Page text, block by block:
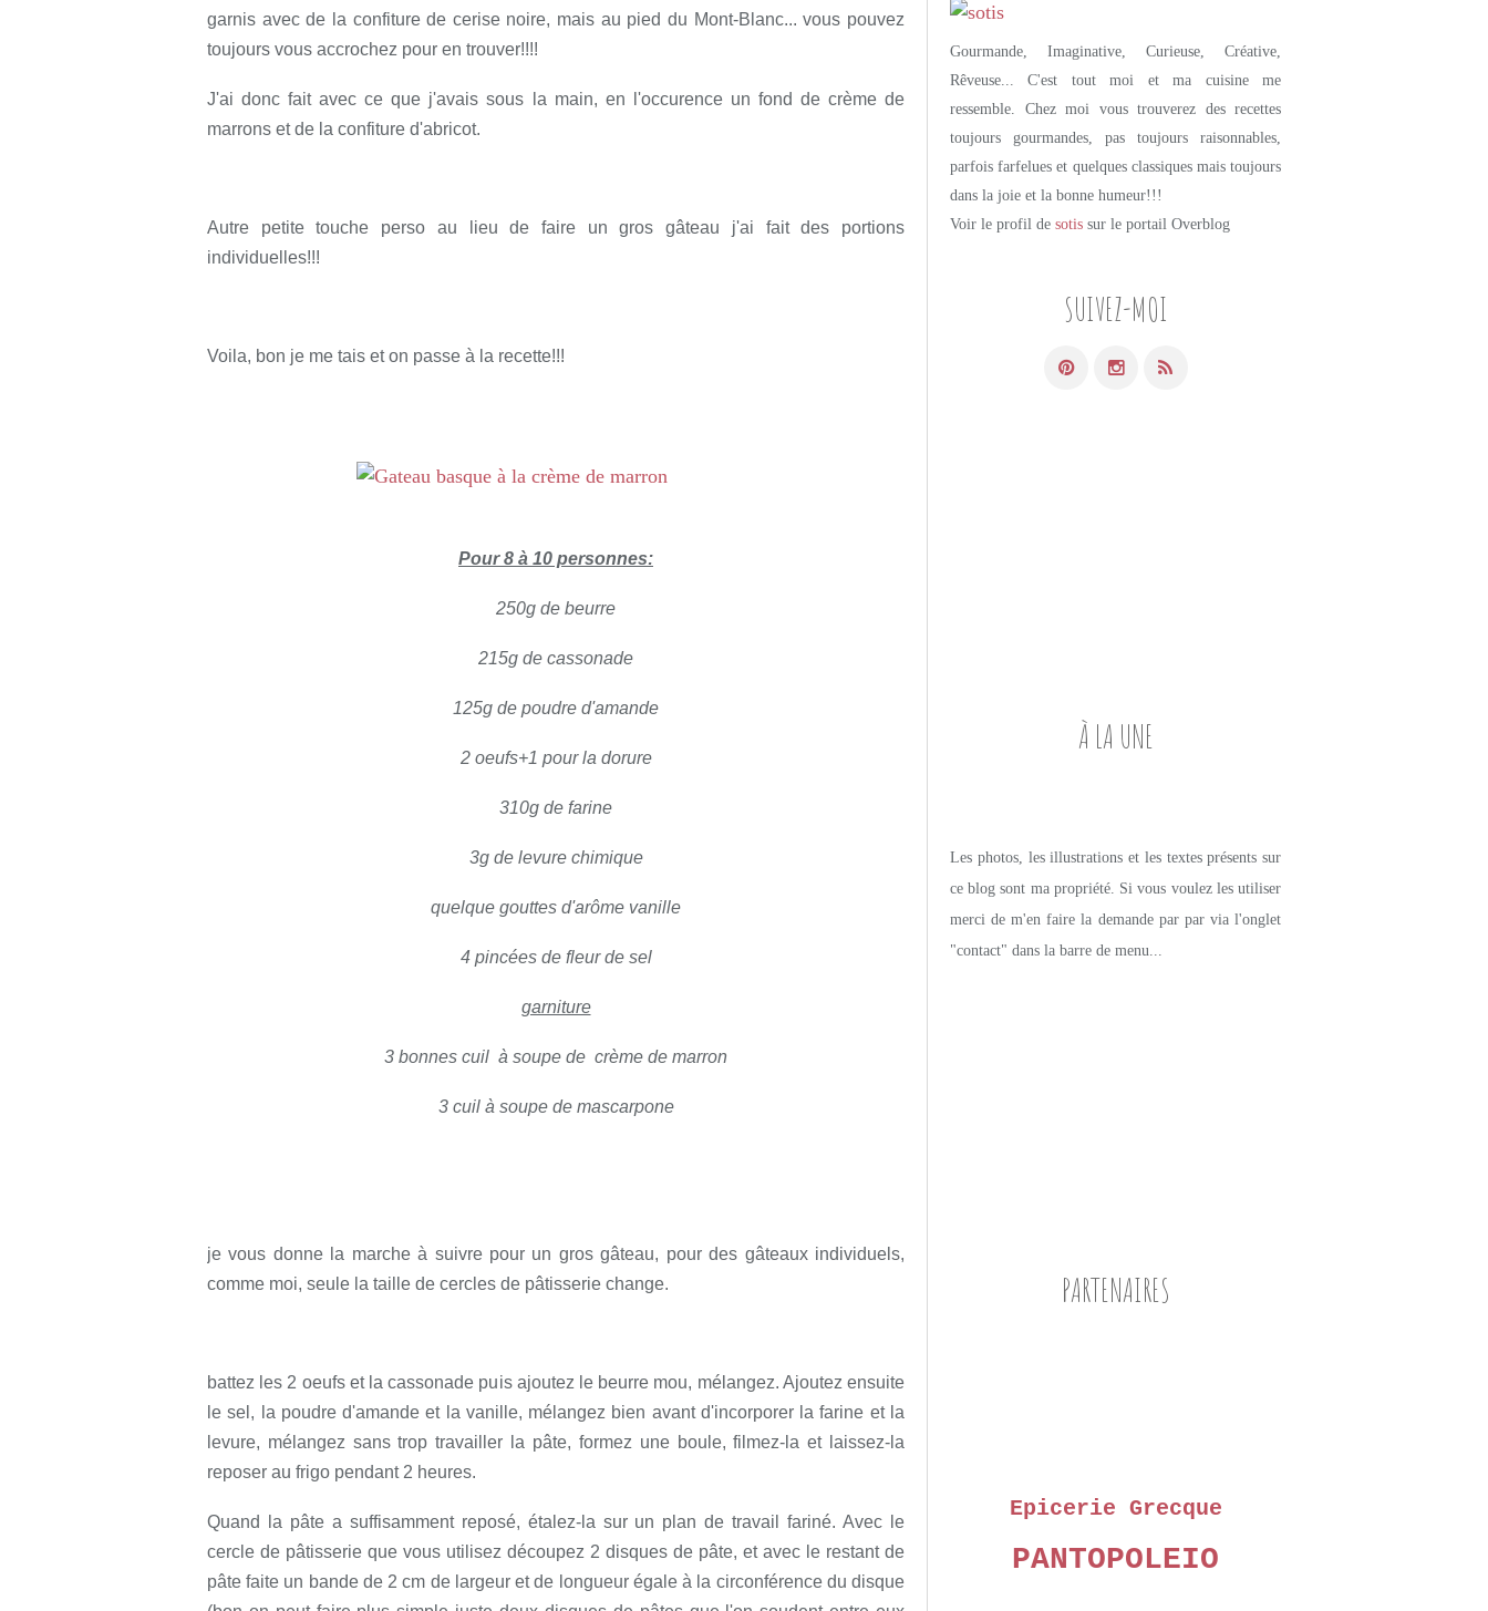
garnis avec de la confiture de cerise noire, mais au pied du Mont-Blanc... vous pouvez
toujours vous accrochez pour en trouver!!!!
J'ai donc fait avec ce que j'avais sous la main, en l'occurence un fond de crème de
marrons et de la confiture d'abricot.
Autre petite touche perso au lieu de faire un gros gâteau j'ai fait des portions
individuelles!!!
Voila, bon je me tais et on passe à la recette!!!
Pour 8 à 10 personnes:
250g de beurre
215g de cassonade
125g de poudre d'amande
2 oeufs+1 pour la dorure
310g de farine
3g de levure chimique
quelque gouttes d'arôme vanille
4 pincées de fleur de sel
garniture
3 bonnes cuil à soupe de crème de marron
3 cuil à soupe de mascarpone
je vous donne la marche à suivre pour un gros gâteau, pour des gâteaux individuels,
comme moi, seule la taille de cercles de pâtisserie change.
battez les 2 oeufs et la cassonade puis ajoutez le beurre mou, mélangez. Ajoutez ensuite
le sel, la poudre d'amande et la vanille, mélangez bien avant d'incorporer la farine et la
levure, mélangez sans trop travailler la pâte, formez une boule, filmez-la et laissez-la
reposer au frigo pendant 2 heures.
Quand la pâte a suffisamment reposé, étalez-la sur un plan de travail fariné. Avec le
cercle de pâtisserie que vous utilisez découpez 2 disques de pâte, et avec le restant de
pâte faite un bande de 2 cm de largeur et de longueur égale à la circonférence du disque
SUIVEZ-MOI
Gourmande, Imaginative, Curieuse, Créative,
Rêveuse... C'est tout moi et ma cuisine me
ressemble. Chez moi vous trouverez des recettes
toujours gourmandes, pas toujours raisonnables,
parfois farfelues et quelques classiques mais toujours
dans la joie et la bonne humeur!!!
Voir le profil de sotis sur le portail Overblog
À LA UNE
Les photos, les illustrations et les textes présents sur
ce blog sont ma propriété. Si vous voulez les utiliser
merci de m'en faire la demande par par via l'onglet
"contact" dans la barre de menu...
PARTENAIRES
Epicerie Grecque
PANTOPOLEIO